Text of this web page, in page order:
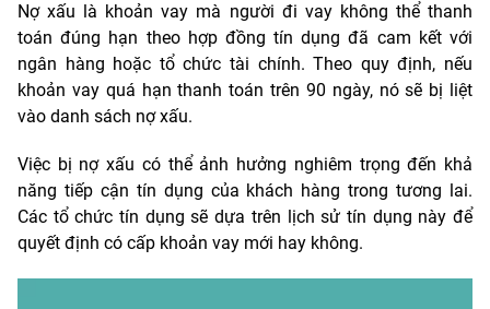
Nợ xấu là khoản vay mà người đi vay không thể thanh
toán đúng hạn theo hợp đồng tín dụng đã cam kết với
ngân hàng hoặc tổ chức tài chính. Theo quy định, nếu
khoản vay quá hạn thanh toán trên 90 ngày, nó sẽ bị liệt
vào danh sách nợ xấu.
Việc bị nợ xấu có thể ảnh hưởng nghiêm trọng đến khả
năng tiếp cận tín dụng của khách hàng trong tương lai.
Các tổ chức tín dụng sẽ dựa trên lịch sử tín dụng này để
quyết định có cấp khoản vay mới hay không.